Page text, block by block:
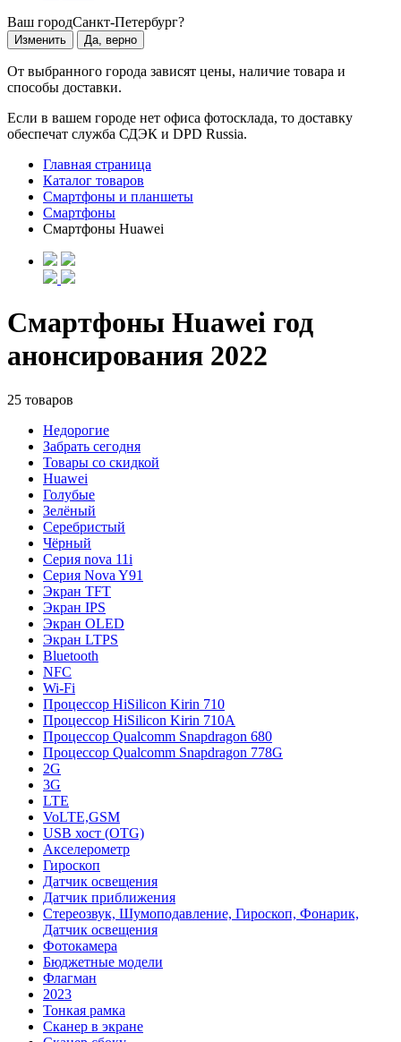
Ваш городСанкт-Петербург?
Изменить Да, верно
От выбранного города зависят цены, наличие товара и
способы доставки.
Если в вашем городе нет офиса фотосклада, то доставку
обеспечат служба СДЭК и DPD Russia.
Главная страница
Каталог товаров
Смартфоны и планшеты
Смартфоны
Смартфоны Huawei
Смартфоны Huawei год
анонсирования 2022
25 товаров
Недорогие
Забрать сегодня
Товары со скидкой
Huawei
Голубые
Зелёный
Серебристый
Чёрный
Cерия nova 11i
Cерия Nova Y91
Экран TFT
Экран IPS
Экран OLED
Экран LTPS
Bluetooth
NFC
Wi-Fi
Процессор HiSilicon Kirin 710
Процессор HiSilicon Kirin 710A
Процессор Qualcomm Snapdragon 680
Процессор Qualcomm Snapdragon 778G
2G
3G
LTE
VoLTE,GSM
USB хост (OTG)
Акселерометр
Гироскоп
Датчик освещения
Датчик приближения
Стереозвук, Шумоподавление, Гироскоп, Фонарик,
Датчик освещения
Фотокамера
Бюджетные модели
Флагман
2023
Тонкая рамка
Сканер в экране